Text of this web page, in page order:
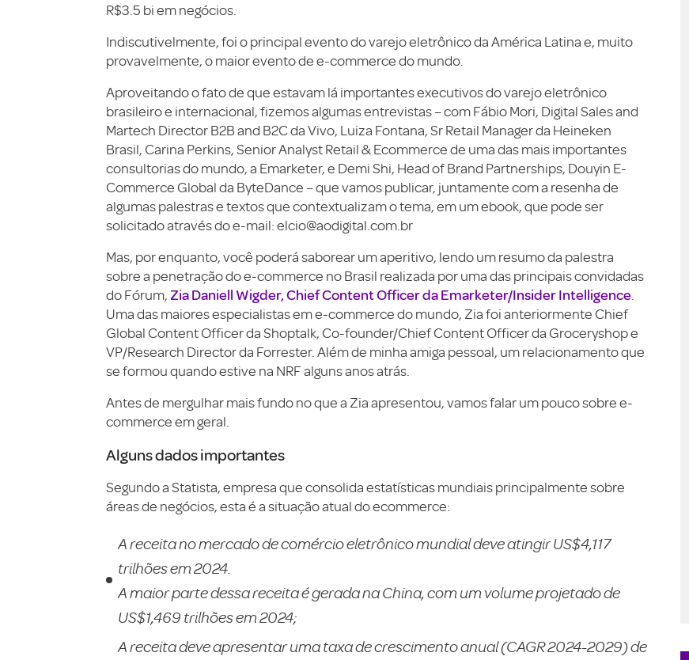
R$3.5 bi em negócios.
Indiscutivelmente, foi o principal evento do varejo eletrônico da América Latina e, muito
provavelmente, o maior evento de e-commerce do mundo.
Aproveitando o fato de que estavam lá importantes executivos do varejo eletrônico
brasileiro e internacional, fizemos algumas entrevistas – com Fábio Mori, Digital Sales and
Martech Director B2B and B2C da Vivo, Luiza Fontana, Sr Retail Manager da Heineken
Brasil, Carina Perkins, Senior Analyst Retail & Ecommerce de uma das mais importantes
consultorias do mundo, a Emarketer, e Demi Shi, Head of Brand Partnerships, Douyin E-
Commerce Global da ByteDance – que vamos publicar, juntamente com a resenha de
algumas palestras e textos que contextualizam o tema, em um ebook, que pode ser
solicitado através do e-mail: elcio@aodigital.com.br
Mas, por enquanto, você poderá saborear um aperitivo, lendo um resumo da palestra
sobre a penetração do e-commerce no Brasil realizada por uma das principais convidadas
do Fórum, Zia Daniell Wigder, Chief Content Officer da Emarketer/Insider Intelligence.
Uma das maiores especialistas em e-commerce do mundo, Zia foi anteriormente Chief
Global Content Officer da Shoptalk, Co-founder/Chief Content Officer da Groceryshop e
VP/Research Director da Forrester. Além de minha amiga pessoal, um relacionamento que
se formou quando estive na NRF alguns anos atrás.
Antes de mergulhar mais fundo no que a Zia apresentou, vamos falar um pouco sobre e-
commerce em geral.
Alguns dados importantes
Segundo a Statista, empresa que consolida estatísticas mundiais principalmente sobre
áreas de negócios, esta é a situação atual do ecommerce:
A receita no mercado de comércio eletrônico mundial deve atingir US$4,117
trilhões em 2024.
A maior parte dessa receita é gerada na China, com um volume projetado de
US$1,469 trilhões em 2024;
A receita deve apresentar uma taxa de crescimento anual (CAGR 2024-2029) de